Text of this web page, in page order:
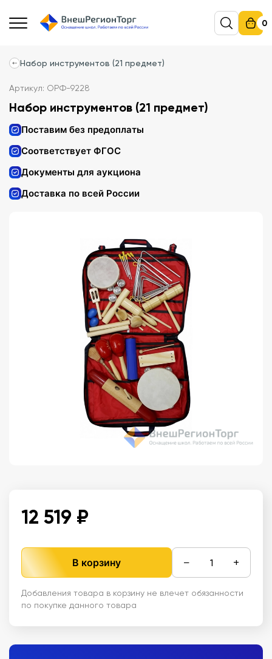
0
Набор инструментов (21 предмет)
Артикул: ОРФ-9228
Набор инструментов (21 предмет)
Поставим без предоплаты
Соответствует ФГОС
Документы для аукциона
Доставка по всей России
12 519 ₽
В корзину − +
Добавления товара в корзину не влечет обязанности
по покупке данного товара